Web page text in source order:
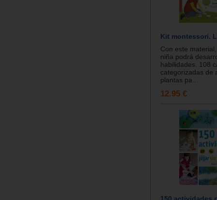
Kit montessori.
Con este
niña podrá
habilidades. 108
categorizadas de
plantas pa...
12.95 €
150 actividades